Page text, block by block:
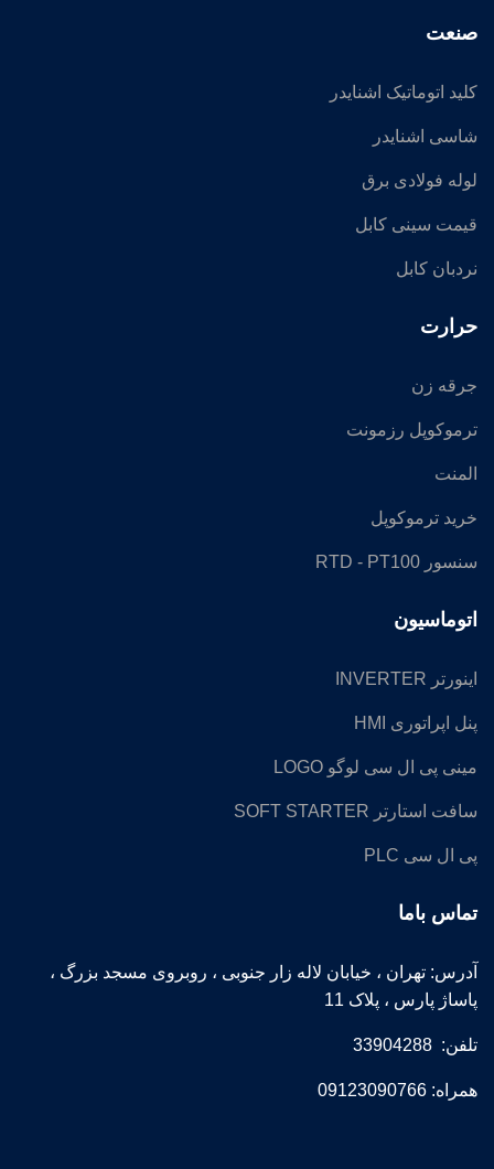
صنعت
کلید اتوماتیک اشنایدر
شاسی اشنایدر
لوله فولادی برق
قیمت سینی کابل
نردبان کابل
حرارت
جرقه زن
ترموکوپل رزمونت
المنت
خرید ترموکوپل
سنسور RTD - PT100
اتوماسیون
اینورتر INVERTER
پنل اپراتوری HMI
مینی پی ال سی لوگو LOGO
سافت استارتر SOFT STARTER
پی ال سی PLC
تماس باما
آدرس: تهران ، خیابان لاله زار جنوبی ، روبروی مسجد بزرگ ،
پاساژ پارس ، پلاک 11
تلفن: 33904288
همراه: 09123090766